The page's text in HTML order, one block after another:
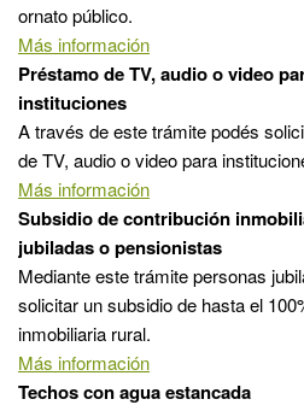
ornato público.
Más información
Préstamo de TV, audio o video
instituciones
A través de este trámite podés
de TV, audio o video para
Más información
Subsidio de contribución
jubiladas o pensionistas
Mediante este trámite personas
solicitar un subsidio de hasta el
inmobiliaria rural.
Más información
Techos con agua estancada